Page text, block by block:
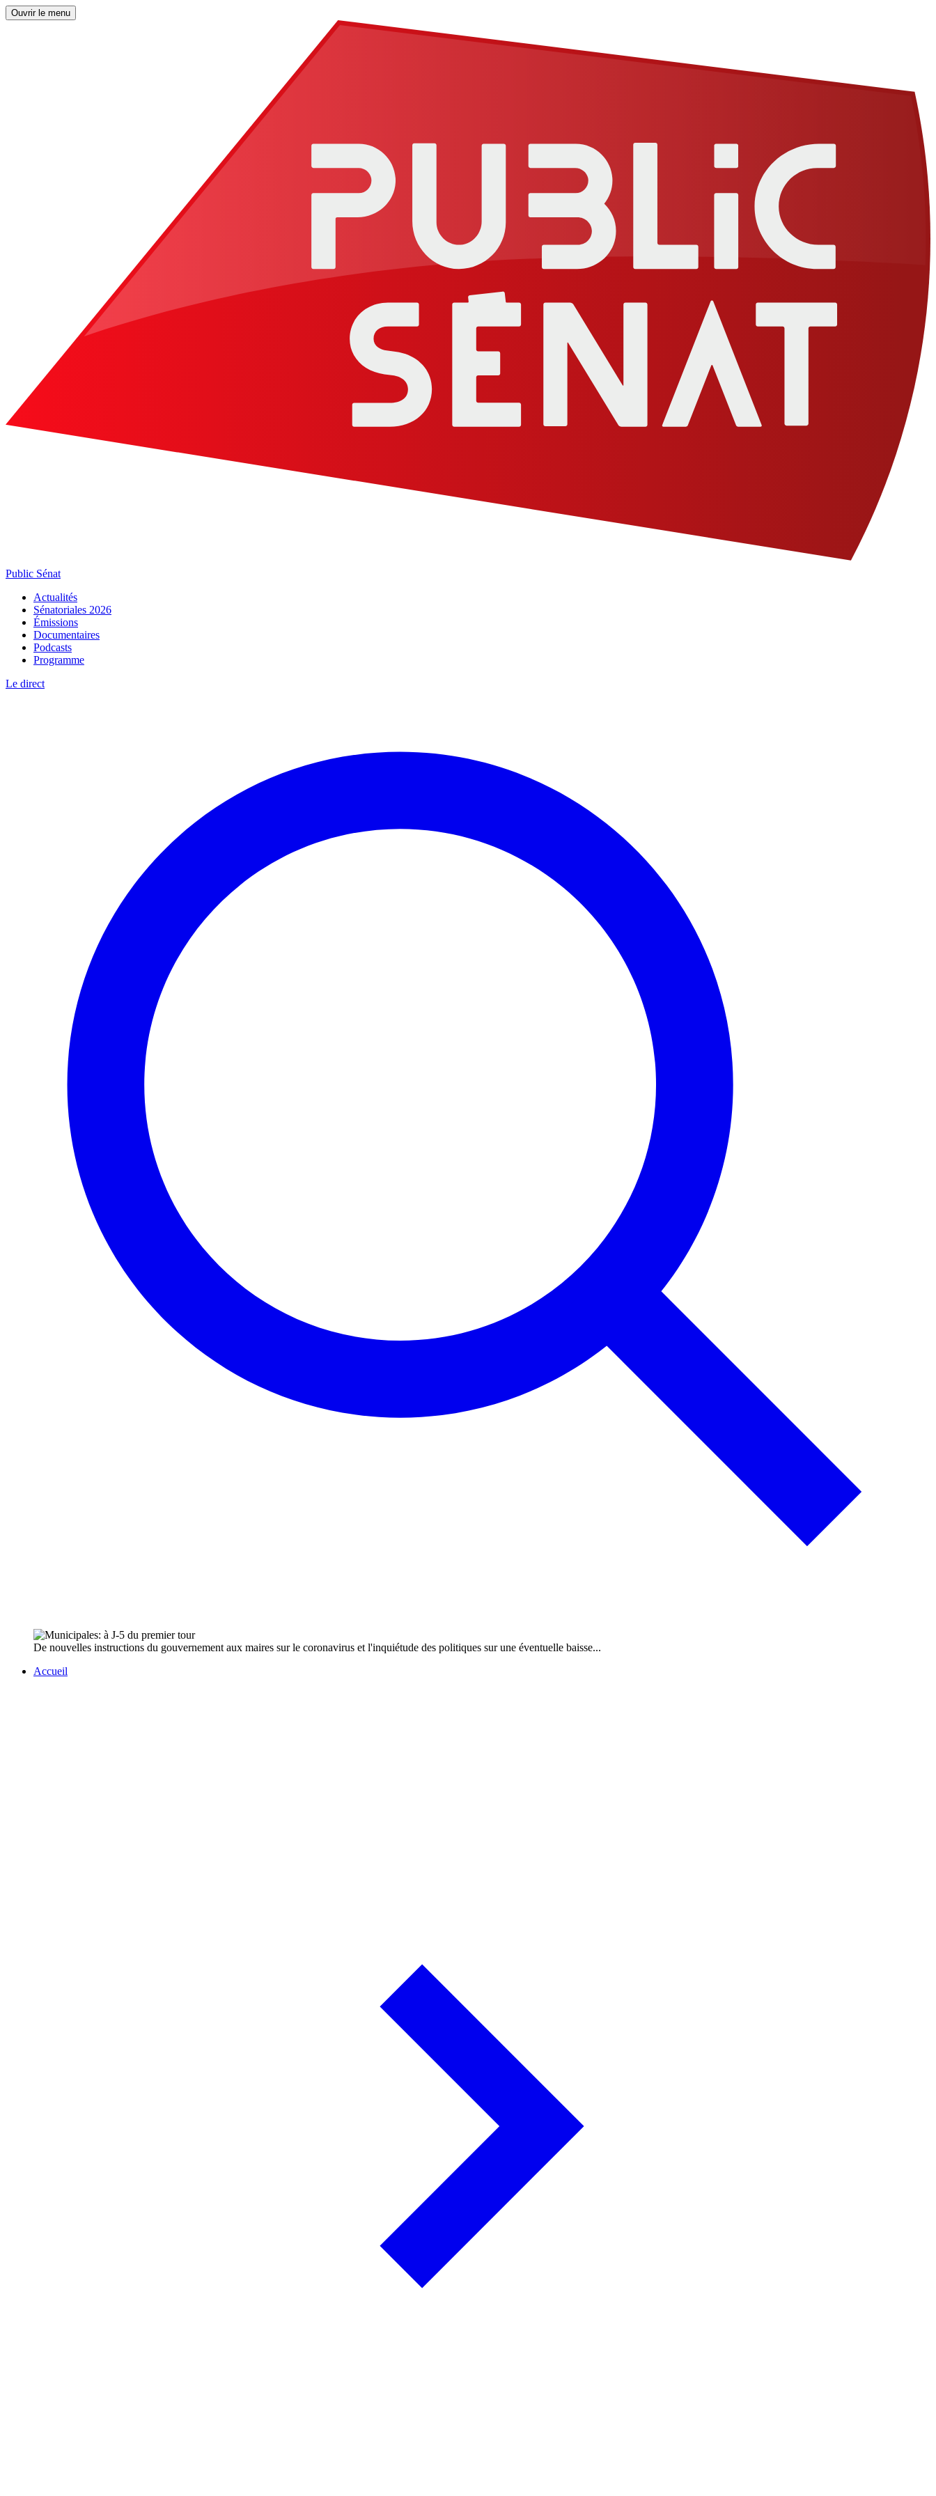
Ouvrir le menu
Public Sénat
Actualités
Sénatoriales 2026
Émissions
Documentaires
Podcasts
Programme
Le direct
De nouvelles instructions du gouvernement aux maires sur le coronavirus et l'inquiétude des politiques sur une éventuelle baisse...
Accueil